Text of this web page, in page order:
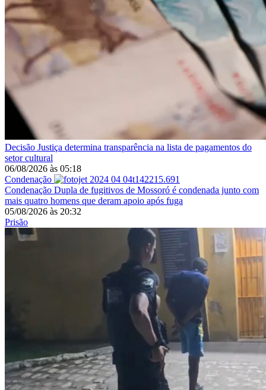
Decisão Justiça determina transparência na lista de pagamentos do
setor cultural
06/08/2026 às 05:18
Condenação
Condenação Dupla de fugitivos de Mossoró é condenada junto com
mais quatro homens que deram apoio após fuga
05/08/2026 às 20:32
Prisão